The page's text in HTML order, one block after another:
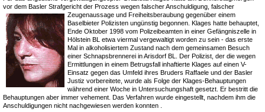
vor dem Basler Strafgericht der Prozess wegen falscher Anschuldigung, falscher
Zeugenaussage und Freiheitsberaubung gegenüber einem
Baselbieter Polizisten ungünstig begonnen. Klages hatte behauptet,
Ende Oktober 1998 vom Polizeibeamten in einer Gefängniszelle in
Hölstein BL etwa viermal vergewaltigt worden zu sein - das erste
Mal in alkoholisiertem Zustand nach dem gemeinsamen Besuch
einer Schnapsbrennerei in Arisdorf BL. Der Polizist, der die wegen
Ermittlungen in einem Betrugsfall inhaftierte Klages auf einen V-
Einsatz gegen das Umfeld ihres Bruders Raffaele und der Basler
Justiz vorbereitete, wurde als Folge der Klages-Behauptungen
während einer Woche in Untersuchungshaft gesetzt. Er bestritt die
Behauptungen aber immer vehement. Das Verfahren wurde eingestellt, nachdem ihm die
Anschuldigungen nicht nachgewiesen werden konnten .